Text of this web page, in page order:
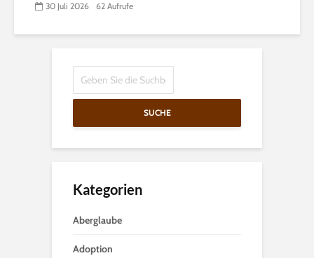
30 Juli 2026 62 Aufrufe
SUCHE
Kategorien
Aberglaube
Adoption